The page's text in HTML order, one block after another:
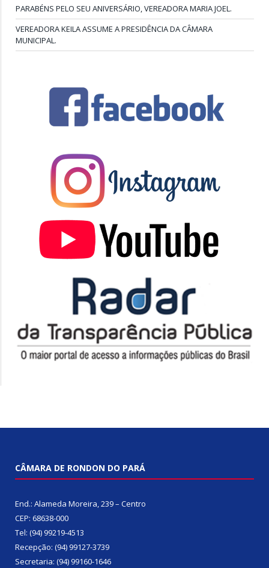
PARABÉNS PELO SEU ANIVERSÁRIO, VEREADORA MARIA JOEL.
VEREADORA KEILA ASSUME A PRESIDÊNCIA DA CÂMARA
MUNICIPAL.
CÂMARA DE RONDON DO PARÁ
End.: Alameda Moreira, 239 – Centro
CEP: 68638-000
Tel: (94) 99219-4513
Recepção: (94) 99127-3739
Secretaria: (94) 99160-1646